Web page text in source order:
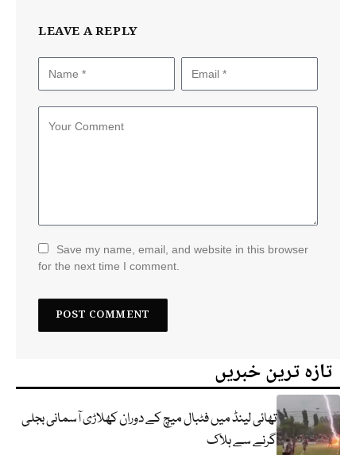
LEAVE A REPLY
Save my name, email, and website in this browser
for the next time I comment.
تازہ ترین خبریں
تھائی لینڈ میں فٹبال میچ کے دوران کھلاڑی آسمانی بجلی
گرنے سے ہلاک